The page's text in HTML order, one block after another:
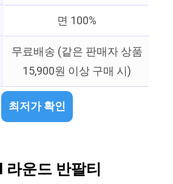
면 100%
무료배송 (같은 판매자 상품
15,900원 이상 구매 시)
최저가 확인
라운드 반팔티